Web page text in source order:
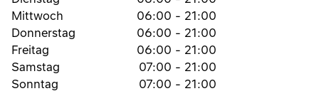
Mittwoch
06:00 - 21:00
Donnerstag
06:00 - 21:00
Freitag
06:00 - 21:00
Samstag
07:00 - 21:00
Sonntag
07:00 - 21:00